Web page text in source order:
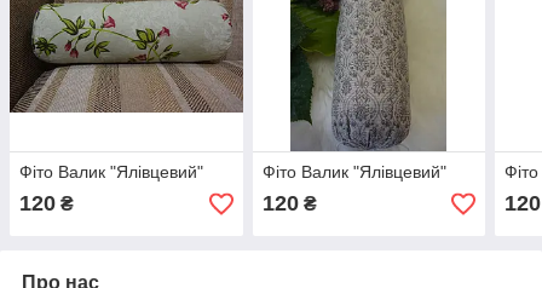
Фіто Валик "Ялівцевий"
120 ₴
Фіто Валик "Ялівцевий"
120₴ 120
Про нас